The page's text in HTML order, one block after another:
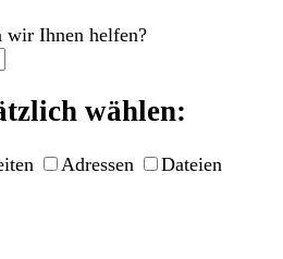
wir Ihnen helfen?
wählen:
Adressen Dateien